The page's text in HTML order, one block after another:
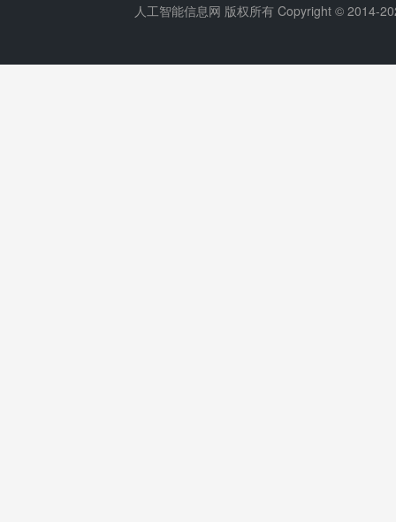
人工智能信息网 版权所有 Copyright © 2014-